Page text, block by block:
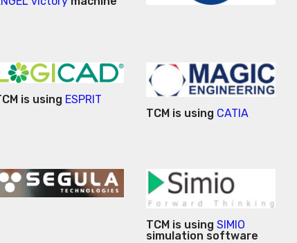
is using ESPRIT
TCM is using CATIA
TCM is using SIMIO
simulation software